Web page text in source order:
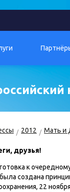
2012 Мать и
друзья!
к
создана
22